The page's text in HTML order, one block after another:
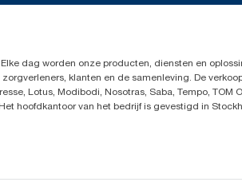
dag worden onze producten, diensten en
klanten en de samenleving. De
Lotus, Modibodi, Nosotras, Saba, Tempo,
hoofdkantoor van het bedrijf is gevestigd in